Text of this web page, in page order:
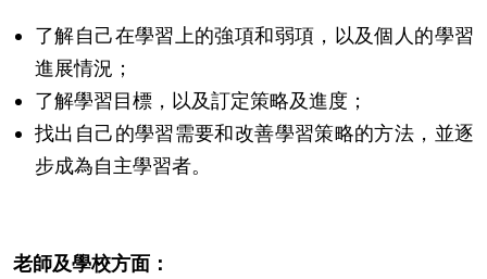
了解自己在學習上的強項和弱項，以及個人的學習
進展情況；
了解學習目標，以及訂定策略及進度；
找出自己的學習需要和改善學習策略的方法，並逐
步成為自主學習者。
老師及學校方面：